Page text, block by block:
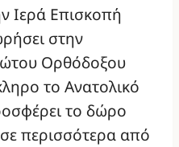
Ιερά Επισκοπή
στην
Ορθόδοξου
το Ανατολικό
το δώρο
περισσότερα από